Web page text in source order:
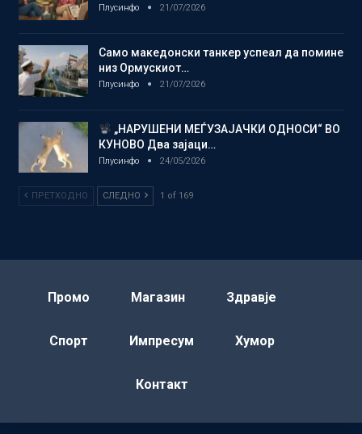
Плусинфо 21/07/2026
Само македонски танкер успеал да помине
низ Ормускиот…
Плусинфо 21/07/2026
„НАРУШЕНИ МЕЃУЗАЈАЧКИ ОДНОСИ“ ВО
КУНОВО Два зајаци…
Плусинфо 24/05/2026
ПРЕТХОДНО СЛЕДНО 1 of 169
Промо Магазин Здравје
Спорт Импресум Хумор
Контакт